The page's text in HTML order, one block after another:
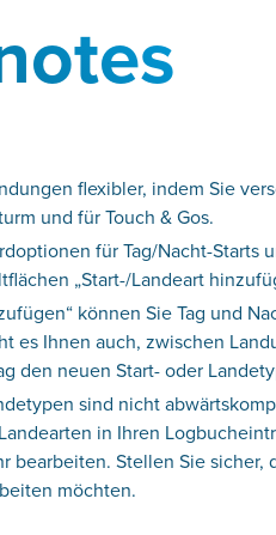
flexibler, indem Sie
und für Touch & Gos.
für Tag/Nacht-
„Start-/Landeart
können Sie Tag und
es Ihnen auch, zwischen
den neuen Start- oder
sind nicht
in Ihren
bearbeiten. Stellen Sie
möchten.